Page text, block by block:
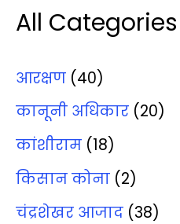
All Categories
आरक्षण (40)
कानूनी अधिकार (20)
कांशीराम (18)
किसान कोना (2)
चंद्रशेखर आजाद (38)